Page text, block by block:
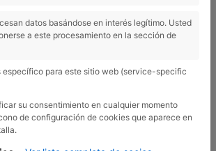
propose une plusieurs tables de
foot et de billard pour ceux qui
datos basándose en interés legítimo. Usted
a este procesamiento en la sección de
específico para este sitio web (service-specific
su consentimiento en cualquier momento
de configuración de cookies que aparece en